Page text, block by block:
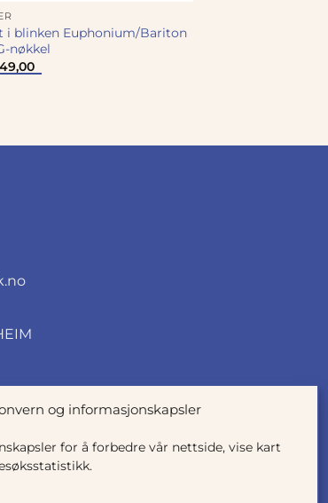
og informasjonskapsler
for å forbedre vår nettside, vise kart
i blinken Euphonium/Bariton
nøkkel